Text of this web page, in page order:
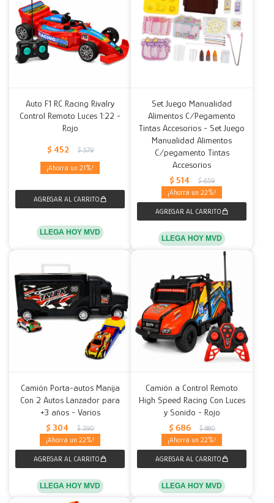
Auto F1 RC Racing Rivalry
Control Remoto Luces 1:22 -
Rojo
$ 452 $ 579
21
LLEGA HOY MVD
Set Juego Manualidad
Alimentos C/Pegamento
Tintas Accesorios - Set Juego
Manualidad Alimentos
C/pegamento Tintas
Accesorios
$ 514 $ 659
22
LLEGA HOY MVD
Camión Porta-autos Manija
Con 2 Autos Lanzador para
+3 años - Varios
$ 304 $ 390
22
LLEGA HOY MVD
Camión a Control Remoto
High Speed Racing Con Luces
y Sonido - Rojo
$ 686 $ 880
22
LLEGA HOY MVD